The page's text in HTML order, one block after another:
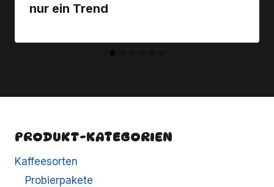
nur ein Trend
PRODUKT-KATEGORIEN
Kaffeesorten
Probierpakete